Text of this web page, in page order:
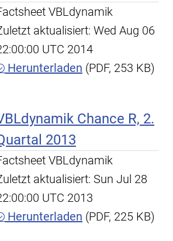
VBLdynamik
aktualisiert: Wed Aug 06
UTC 2014
Herunterladen (PDF, 253 KB)
Chance R, 2.
2013
VBLdynamik
aktualisiert: Sun Jul 28
UTC 2013
Herunterladen (PDF, 225 KB)